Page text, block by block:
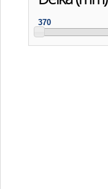
370